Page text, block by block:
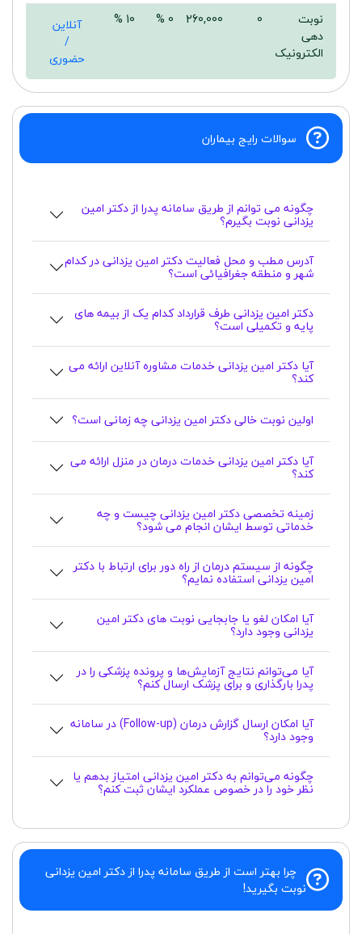
نوبت
دهی
الکترونیک
0
260,000
0 %
10 %
آنلاین
/
حضوری
سوالات رایج بیماران
چگونه می توانم از طریق سامانه پدرا از دکتر امین
یزدانی نوبت بگیرم؟
آدرس مطب و محل فعالیت دکتر امین یزدانی در کدام
شهر و منطقه جغرافیائی است؟
دکتر امین یزدانی طرف قرارداد کدام یک از بیمه های
پایه و تکمیلی است؟
آیا دکتر امین یزدانی خدمات مشاوره آنلاین ارائه می
کند؟
اولین نوبت خالی دکتر امین یزدانی چه زمانی است؟
آیا دکتر امین یزدانی خدمات درمان در منزل ارائه می
کند؟
زمینه تخصصی دکتر امین یزدانی چیست و چه
خدماتی توسط ایشان انجام می شود؟
چگونه از سیستم درمان از راه دور برای ارتباط با دکتر
امین یزدانی استفاده نمایم؟
آیا امکان لغو یا جابجایی نوبت های دکتر امین
یزدانی وجود دارد؟
آیا می‌توانم نتایج آزمایش‌ها و پرونده پزشکی را در
پدرا بارگذاری و برای پزشک ارسال کنم؟
آیا امکان ارسال گزارش درمان (Follow-up) در سامانه
وجود دارد؟
چگونه می‌توانم به دکتر امین یزدانی امتیاز بدهم یا
نظر خود را در خصوص عملکرد ایشان ثبت کنم؟
چرا بهتر است از طریق سامانه پدرا از دکتر امین یزدانی
نوبت بگیرید!